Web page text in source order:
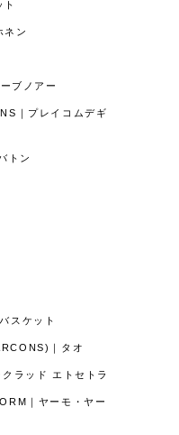
ン
ブノアー
｜プレイコムデギ
トン
スケット
｜タオ
ラッド エトセトラ
｜ヤーモ・ヤー